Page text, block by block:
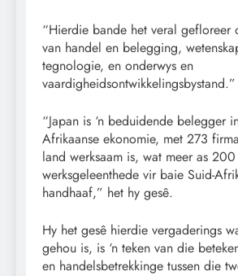
“Hierdie bande het veral gefloreer
van handel en belegging,
tegnologie, en onderwys en
vaardigheidsontwikkelingsbystand.”
“Japan is ‘n beduidende belegger
Afrikaanse ekonomie, met 273
land werksaam is, wat meer as
werksgeleenthede vir baie Suid-
handhaaf,” het hy gesê.
Hy het gesê hierdie vergaderings
gehou is, is ‘n teken van die
en handelsbetrekkinge tussen die